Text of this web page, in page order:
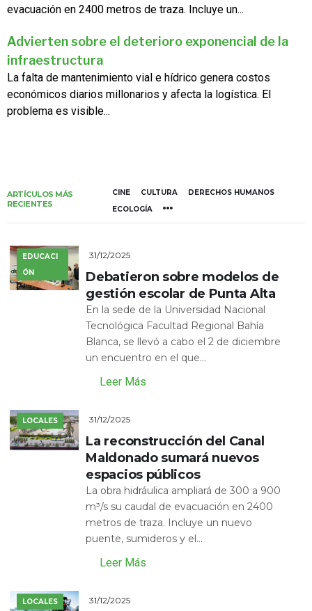
evacuación en 2400 metros de traza. Incluye un...
Advierten sobre el deterioro exponencial de la
infraestructura
La falta de mantenimiento vial e hídrico genera costos
económicos diarios millonarios y afecta la logística. El
problema es visible...
ARTÍCULOS MÁS
RECIENTES
CINE CULTURA
DERECHOS HUMANOS
ECOLOGÍA
EDUCACI
ÓN
31/12/2025
Debatieron sobre modelos de
gestión escolar de Punta Alta
En la sede de la Universidad Nacional
Tecnológica Facultad Regional Bahía
Blanca, se llevó a cabo el 2 de diciembre
un encuentro en el que...
Leer Más
LOCALES 31/12/2025
La reconstrucción del Canal
Maldonado sumará nuevos
espacios públicos
La obra hidráulica ampliará de 300 a 900
m³/s su caudal de evacuación en 2400
metros de traza. Incluye un nuevo
puente, sumideros y el...
Leer Más
LOCALES 31/12/2025